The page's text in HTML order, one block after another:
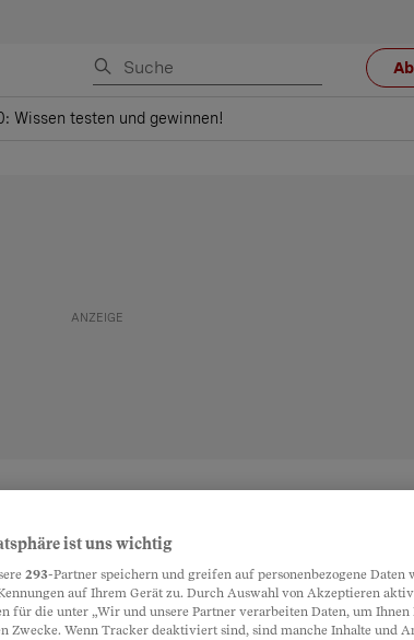
Wissen testen und gewinnen!
sich
ist uns wichtig
293-Partner speichern und greifen auf personenbezogene Daten
auf Ihrem Gerät zu. Durch Auswahl von Akzeptieren
für die unter „Wir und unsere Partner verarbeiten Daten, um Ihnen
Zwecke. Wenn Tracker deaktiviert sind, sind manche Inhalte und